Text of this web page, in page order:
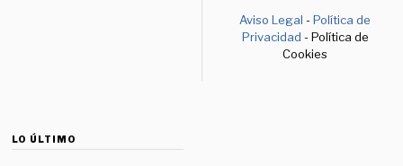
Aviso Legal -Política de
Privacidad - Política de
Cookies
LO ÚLTIMO